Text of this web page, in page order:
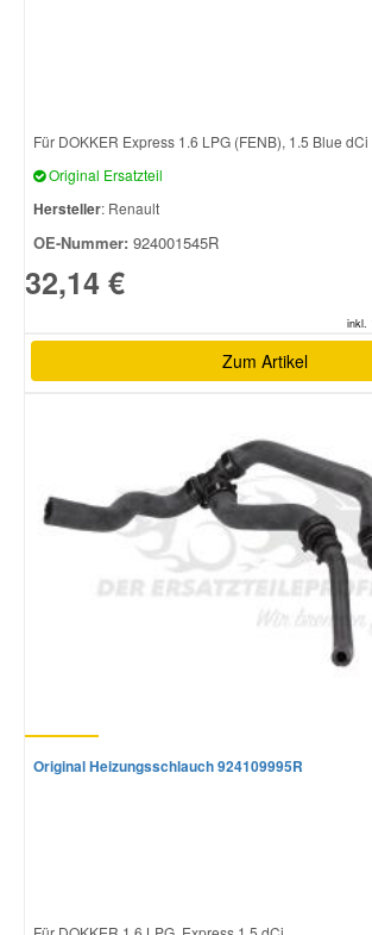
Für DOKKER Express 1.6 LPG (FENB), 1.5 Blue dCi
Original Ersatzteil
Hersteller: Renault
OE-Nummer: 924001545R
32,14 €
inkl.
Zum Artikel
Original Heizungsschlauch 924109995R